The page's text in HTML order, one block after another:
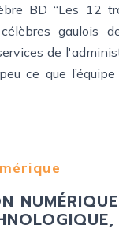
BD “Les 12
gaulois
de
ce que